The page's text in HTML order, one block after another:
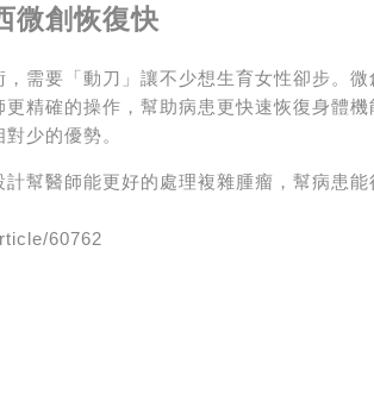
微創恢復快
需要「動刀」讓不少想生育女性卻步。
精確的操作，幫助病患更快速恢復身體
少的優勢。
幫醫師能更好的處理複雜腫瘤，幫病患
60762